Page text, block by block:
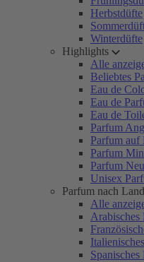
Herbstdüfte
Winterdüfte
Highlights
Alle
Beliebtes
Eau de
Eau de
Eau de
Parfum
Parfum auf
Parfum
Parfum
Unisex
Parfum nach Land
Alle
Arabisches
Spanisches